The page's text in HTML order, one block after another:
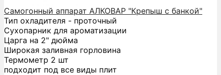
Самогонный аппарат АЛКОВАР "Крепыш с банкой"
Тип охладителя - проточный
Сухопарник для ароматизации
Царга на 2" дюйма
Широкая заливная горловина
Термометр 2 шт
подходит под все виды плит